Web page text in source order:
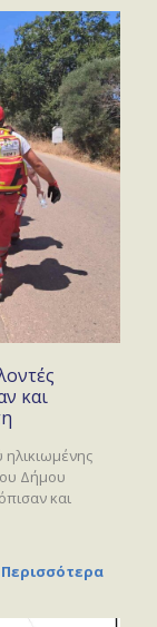
και
ηλικιωμένης
Δήμου
και
Περισσότερα